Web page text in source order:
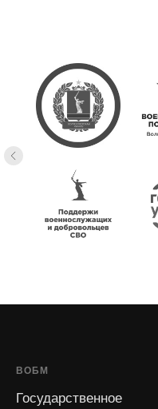
ВОБМ
Государственное